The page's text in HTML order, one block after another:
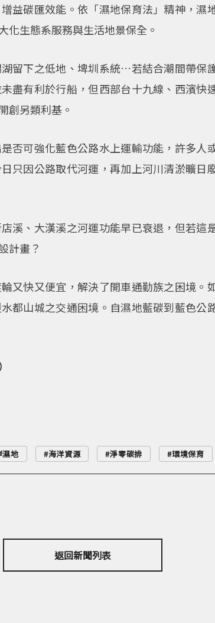
益碳匯效能。依「濕地保育法」精神，濕
化生態系服務與生活地景保全。
留下之低地、埤圳系統…若結合潮間帶保
盡有利於行船，但西部台十九線、西濱快
創另類利基。
否可強化藍色公路水上運輸功能，許多人
只因公路取代河運，再加上河川清淤曠日
溪、大漢溪之河運功能早已衰退，但若這
計畫？
又快又便宜，解決了開車通勤族之困境。
都山城之交通困境。自濕地藍碳到藍色公
濕地 海洋資源 淨零碳排 環境保育
返回新聞列表